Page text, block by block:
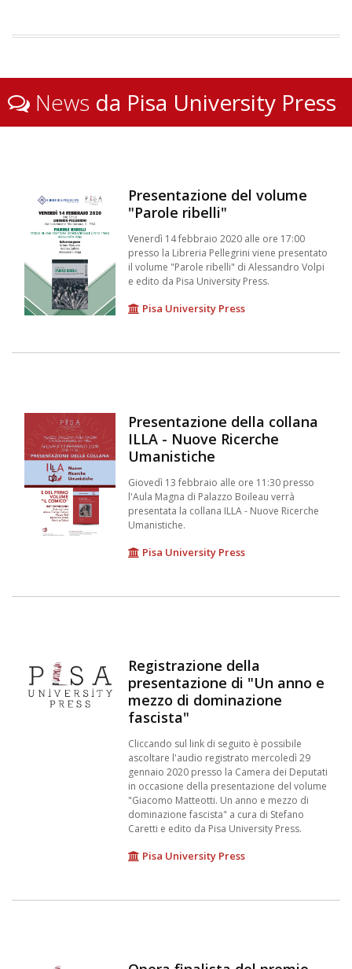
News da Pisa University Press
Presentazione del volume
"Parole ribelli"
Venerdì 14 febbraio 2020 alle ore 17:00
presso la Libreria Pellegrini viene presentato
il volume "Parole ribelli" di Alessandro Volpi
e edito da Pisa University Press.
Pisa University Press
Presentazione della collana
ILLA - Nuove Ricerche
Umanistiche
Giovedì 13 febbraio alle ore 11:30 presso
l'Aula Magna di Palazzo Boileau verrà
presentata la collana ILLA - Nuove Ricerche
Umanistiche.
Pisa University Press
Registrazione della
presentazione di "Un anno e
mezzo di dominazione
fascista"
Cliccando sul link di seguito è possibile
ascoltare l'audio registrato mercoledì 29
gennaio 2020 presso la Camera dei Deputati
in occasione della presentazione del volume
"Giacomo Matteotti. Un anno e mezzo di
dominazione fascista" a cura di Stefano
Caretti e edito da Pisa University Press.
Pisa University Press